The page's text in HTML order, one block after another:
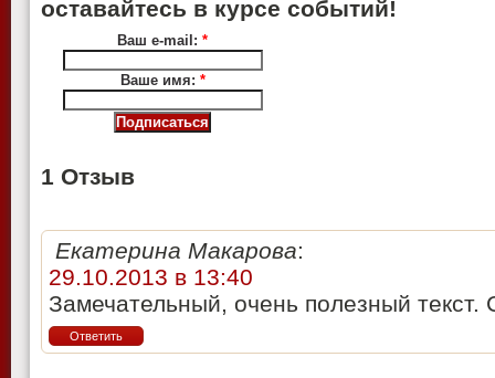
оставайтесь в курсе событий!
Ваш e-mail: *
Ваше имя: *
1 Отзыв
Екатерина Макарова:
29.10.2013 в 13:40
Замечательный, очень полезный
Ответить